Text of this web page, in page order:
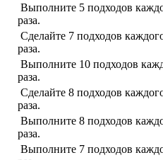
Выполните 5 подходов
раза.
Сделайте 7 подходов
раза.
Выполните 10 подходов
раза.
Сделайте 8 подходов
раза.
Выполните 8 подходов
раза.
Выполните 7 подходов